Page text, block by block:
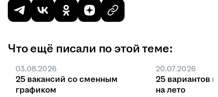
Что ещё писали по этой теме:
03.08.2026
25 вакансий со сменным
графиком
20.07.2026
25 вариантов
на лето